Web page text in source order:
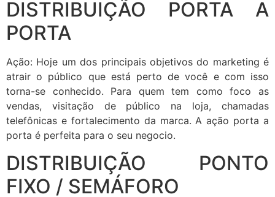
DISTRIBUIÇÃO PORTA A
PORTA
Ação: Hoje um dos principais objetivos do marketing é
atrair o público que está perto de você e com isso
torna-se conhecido. Para quem tem como foco as
vendas, visitação de público na loja, chamadas
telefônicas e fortalecimento da marca. A ação porta a
porta é perfeita para o seu negocio.
DISTRIBUIÇÃO PONTO
FIXO / SEMÁFORO